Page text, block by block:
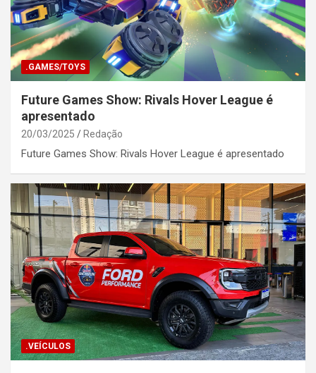
.GAMES/TOYS
Future Games Show: Rivals Hover League é
apresentado
20/03/2025 Redação
Future Games Show: Rivals Hover League é apresentado
.VEÍCULOS